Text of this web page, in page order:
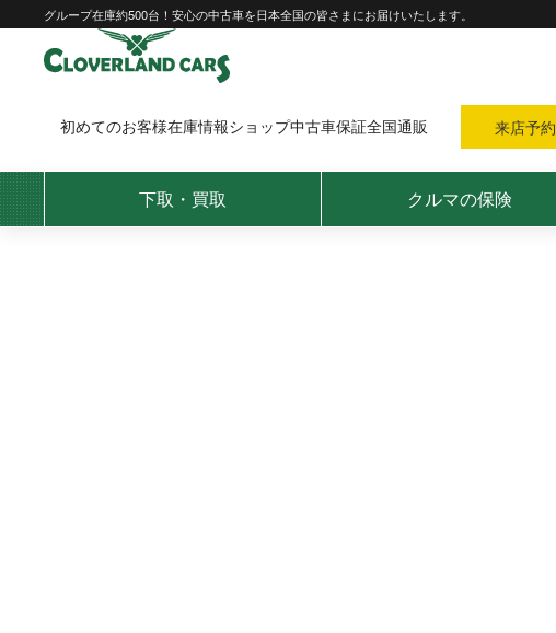
content
グループ在庫約500台！安心の中古車を日本全国の皆さまにお届けいたします。
初めてのお客様在庫情報ショップ中古車保証全国通販 来店予約
下取・買取 クルマの保険